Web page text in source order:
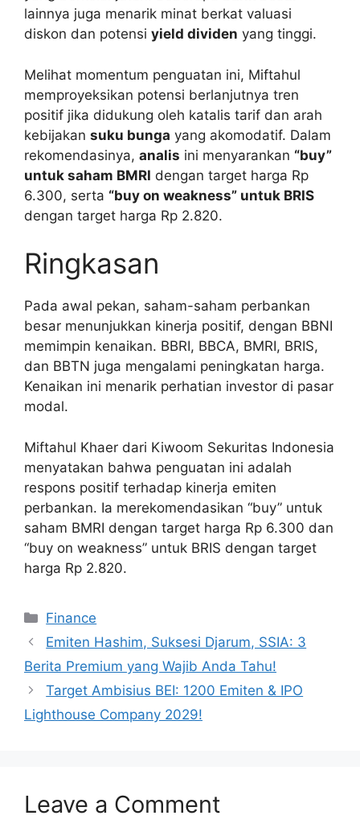
lainnya juga menarik minat berkat valuasi
diskon dan potensi yield dividen yang tinggi.
Melihat momentum penguatan ini, Miftahul
memproyeksikan potensi berlanjutnya tren
positif jika didukung oleh katalis tarif dan arah
kebijakan suku bunga yang akomodatif. Dalam
rekomendasinya, analis ini menyarankan “buy”
untuk saham BMRI dengan target harga Rp
6.300, serta “buy on weakness” untuk BRIS
dengan target harga Rp 2.820.
Ringkasan
Pada awal pekan, saham-saham perbankan
besar menunjukkan kinerja positif, dengan BBNI
memimpin kenaikan. BBRI, BBCA, BMRI, BRIS,
dan BBTN juga mengalami peningkatan harga.
Kenaikan ini menarik perhatian investor di pasar
modal.
Miftahul Khaer dari Kiwoom Sekuritas Indonesia
menyatakan bahwa penguatan ini adalah
respons positif terhadap kinerja emiten
perbankan. Ia merekomendasikan “buy” untuk
saham BMRI dengan target harga Rp 6.300 dan
“buy on weakness” untuk BRIS dengan target
harga Rp 2.820.
Categories
Finance
Emiten Hashim, Suksesi Djarum, SSIA: 3
Berita Premium yang Wajib Anda Tahu!
Target Ambisius BEI: 1200 Emiten & IPO
Lighthouse Company 2029!
Leave a Comment